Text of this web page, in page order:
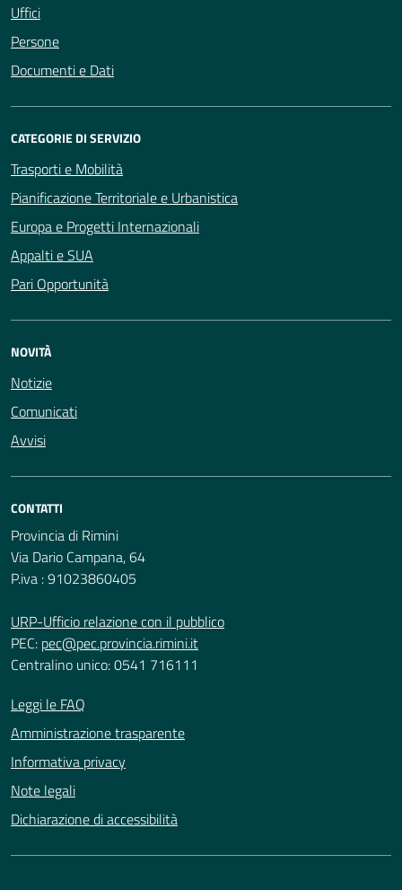
Uffici
Persone
Documenti e Dati
CATEGORIE DI SERVIZIO
Trasporti e Mobilità
Pianificazione Territoriale e Urbanistica
Europa e Progetti Internazionali
Appalti e SUA
Pari Opportunità
NOVITÀ
Notizie
Comunicati
Avvisi
CONTATTI
Provincia di Rimini
Via Dario Campana, 64
P.iva : 91023860405
URP-Ufficio relazione con il pubblico
PEC: pec@pec.provincia.rimini.it
Centralino unico: 0541 716111
Leggi le FAQ
Amministrazione trasparente
Informativa privacy
Note legali
Dichiarazione di accessibilità